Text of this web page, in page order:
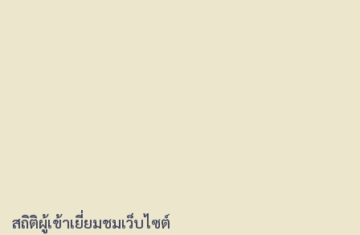
สถิติผู้เข้าเยี่ยมชมเว็บไซต์